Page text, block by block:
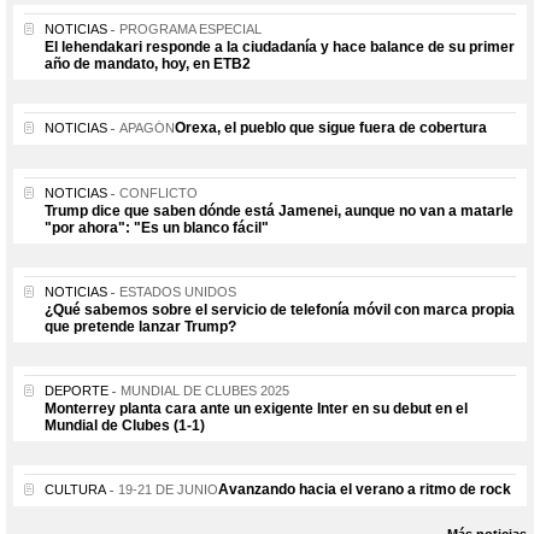
NOTICIAS PROGRAMA ESPECIAL
El lehendakari responde a la ciudadanía y hace balance de su primer
año de mandato, hoy, en ETB2
NOTICIAS APAGÓNOrexa, el pueblo que sigue fuera de cobertura
NOTICIAS CONFLICTO
Trump dice que saben dónde está Jamenei, aunque no van a matarle
"por ahora": "Es un blanco fácil"
NOTICIAS ESTADOS UNIDOS
¿Qué sabemos sobre el servicio de telefonía móvil con marca propia
que pretende lanzar Trump?
DEPORTE MUNDIAL DE CLUBES 2025
Monterrey planta cara ante un exigente Inter en su debut en el
Mundial de Clubes (1-1)
CULTURA 19-21 DE JUNIOAvanzando hacia el verano a ritmo de rock